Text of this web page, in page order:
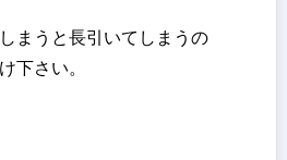
まうと長引いてしまうの
下さい。